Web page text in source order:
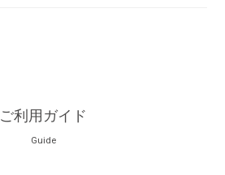
ご利用ガイド
Guide